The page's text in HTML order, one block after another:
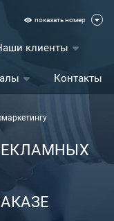
показать номер
клиенты
Контакты